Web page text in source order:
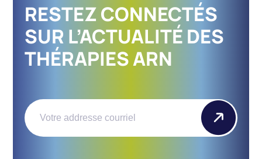
RESTEZ CONNECTÉS
SUR L’ACTUALITÉ DES
THÉRAPIES ARN
Email(Nécessaire)